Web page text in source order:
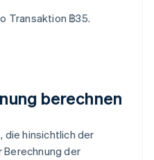
Transaktion ฿35.
berechnen
die hinsichtlich der
der